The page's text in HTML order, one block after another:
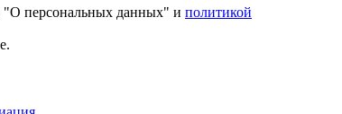
"О персональных данных" и политикой